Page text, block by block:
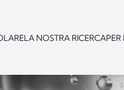
LA NOSTRA RICERCA